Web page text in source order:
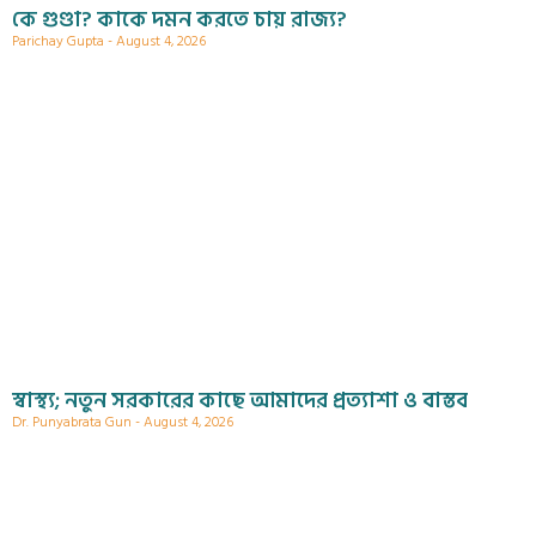
কে গুণ্ডা? কাকে দমন করতে চায় রাজ্য?
Parichay Gupta August 4, 2026
স্বাস্থ্য; নতুন সরকারের কাছে আমাদের প্রত্যাশা ও বাস্তব
Dr. Punyabrata Gun August 4, 2026